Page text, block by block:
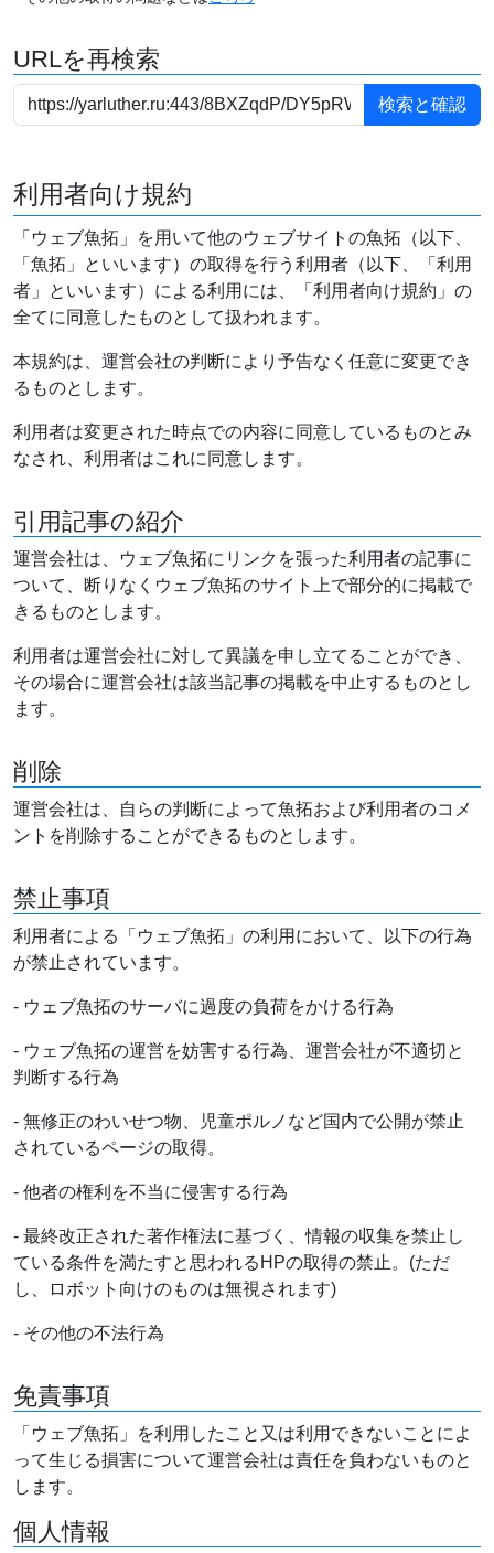
URLを再検索
利用者向け規約
「ウェブ魚拓」を用いて他のウェブサイトの魚拓（以下、
「魚拓」といいます）の取得を行う利用者（以下、「利用
者」といいます）による利用には、「利用者向け規約」の
全てに同意したものとして扱われます。
本規約は、運営会社の判断により予告なく任意に変更でき
るものとします。
利用者は変更された時点での内容に同意しているものとみ
なされ、利用者はこれに同意します。
引用記事の紹介
運営会社は、ウェブ魚拓にリンクを張った利用者の記事に
ついて、断りなくウェブ魚拓のサイト上で部分的に掲載で
きるものとします。
利用者は運営会社に対して異議を申し立てることができ、
その場合に運営会社は該当記事の掲載を中止するものとし
ます。
削除
運営会社は、自らの判断によって魚拓および利用者のコメ
ントを削除することができるものとします。
禁止事項
利用者による「ウェブ魚拓」の利用において、以下の行為
が禁止されています。
- ウェブ魚拓のサーバに過度の負荷をかける行為
- ウェブ魚拓の運営を妨害する行為、運営会社が不適切と
判断する行為
- 無修正のわいせつ物、児童ポルノなど国内で公開が禁止
されているページの取得。
- 他者の権利を不当に侵害する行為
- 最終改正された著作権法に基づく、情報の収集を禁止し
ている条件を満たすと思われるHPの取得の禁止。(ただ
し、ロボット向けのものは無視されます)
- その他の不法行為
免責事項
「ウェブ魚拓」を利用したこと又は利用できないことによ
って生じる損害について運営会社は責任を負わないものと
します。
個人情報